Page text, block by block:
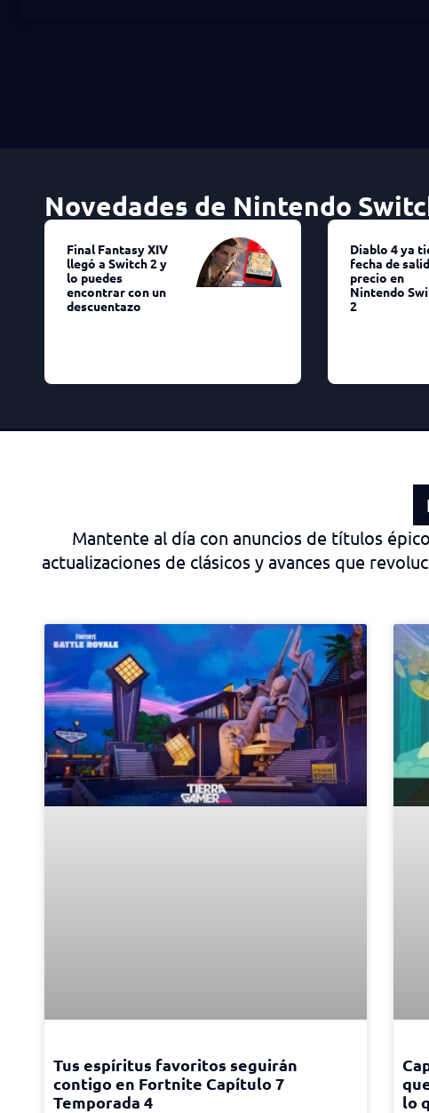
Novedades de Nintendo
Final Fantasy XIV
llegó a Switch 2 y
lo puedes
encontrar con un
descuentazo
Diablo 4 ya
fecha de
precio en
Nintendo
2
Mantente al día con anuncios de títulos
actualizaciones de clásicos y avances que
Tus espíritus favoritos seguirán
contigo en Fortnite Capítulo 7
Temporada 4
lo